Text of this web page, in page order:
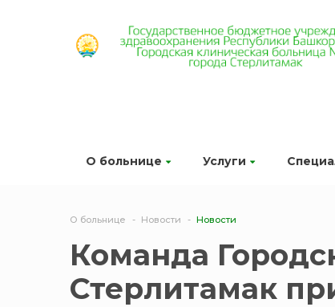
О больнице Услуги
О больнице Новости Новости
Команда
Стерлитамак